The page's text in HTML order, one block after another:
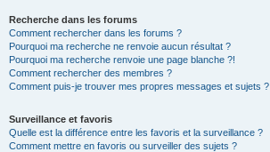
Recherche dans les forums
Comment rechercher dans les forums ?
Pourquoi ma recherche ne renvoie aucun résultat ?
Pourquoi ma recherche renvoie une page blanche ?!
Comment rechercher des membres ?
Comment puis-je trouver mes propres messages et sujets ?
Surveillance et favoris
Quelle est la différence entre les favoris et la surveillance ?
Comment mettre en favoris ou surveiller des sujets ?